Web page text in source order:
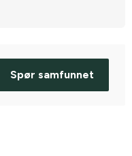
Spør samfunnet